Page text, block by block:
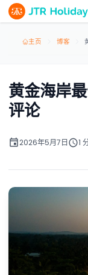
主页 博客
黄金海岸
评论
2026年5月7日 1